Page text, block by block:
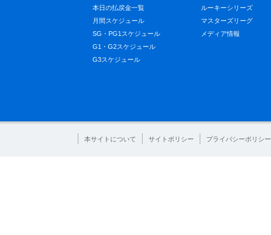
本日の払戻金一覧
月間スケジュール
SG・PG1スケジュール
G1・G2スケジュール
G3スケジュール
ルーキーシリーズ
マスターズリーグ
メディア情報
本サイトについて サイトポリシー プライバシーポリシー